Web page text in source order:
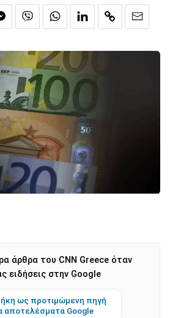
άρθρα του CNN Greece όταν
ειδήσεις στην Google
ως προτιμώμενη πηγή
αποτελέσματα Google